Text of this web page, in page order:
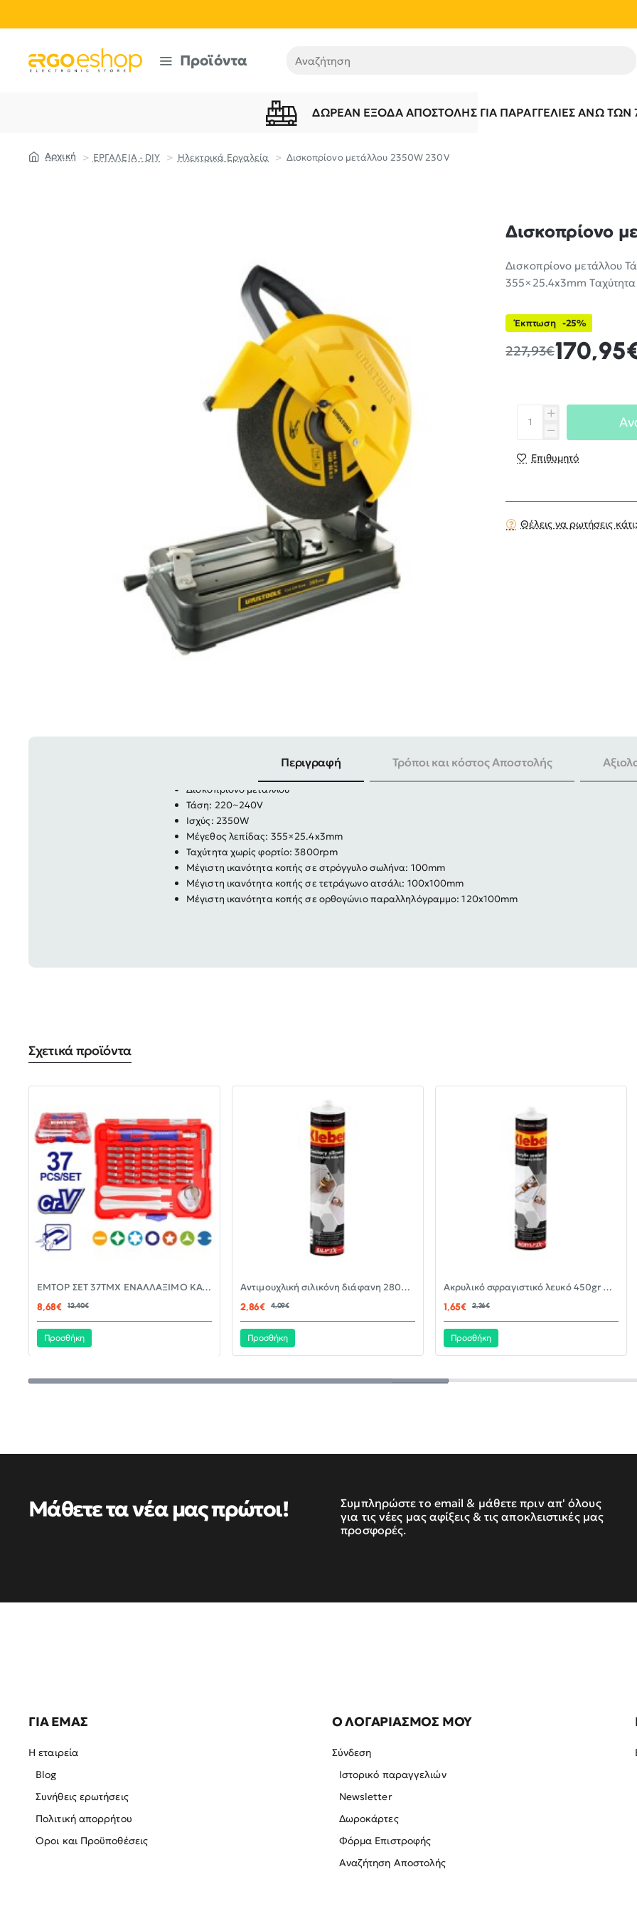
Προϊόντα Αναζήτηση
ΔΩΡΕΆΝ ΈΞΟΔΑ ΑΠΟΣΤΟΛΉΣ ΓΙΑ ΠΑΡΑΓΓΕΛΊΕΣ ΆΝΩ ΤΩΝ
ΕΡΓΑΛΕΙΑ - DIY Ηλεκτρικά Εργαλεία Δισκοπρίονο μετάλλου 2350W 230V
Δισκοπρίονο
Δισκοπρίονο μετάλλου
355×25.4x3mm
Έκπτωση -25%
227,93€
Επιθυμητό
Θέλεις να ρωτήσεις κάτι;
Περιγραφή Τρόποι και κόστος Αποστολής
Δισκοπρίονο μετάλλου
Τάση: 220~240V
Ισχύς: 2350W
Μέγεθος λεπίδας: 355×25.4x3mm
Ταχύτητα χωρίς φορτίο: 3800rpm
Μέγιστη ικανότητα κοπής σε στρόγγυλο σωλήνα: 100mm
Μέγιστη ικανότητα κοπής σε τετράγωνο ατσάλι: 100x100mm
Μέγιστη ικανότητα κοπής σε ορθογώνιο παραλληλόγραμμο: 120x100mm
Σχετικά προϊόντα
-30%EMTOP ΣΕΤ 37ΤΜΧ ΕΝΑΛΛΑΞΙΜΟ ΚΑΤΣΑΒΙΔΙ ΜΕ ΜΥΤΕΣ EBST03702
8,68€
12,40€
Προσθήκη
-30%Αντιμουχλική σιλικόνη διάφανη 280ml KLEBER
2,86€
4,09€
Προσθήκη
-30%Ακρυλικό σφραγιστικό λευκό 450gr KLEBER
1,65€
2,36€
Προσθήκη
Μάθετε τα νέα μας πρώτοι!
Συμπληρώστε το email & μάθετε πριν απ' όλους
για τις νέες μας αφίξεις & τις αποκλειστικές μας
προσφορές.
ΓΙΑ ΕΜΑΣ
Η εταιρεία
Blog
Συνήθεις ερωτήσεις
Πολιτική απορρήτου
Όροι και Προϋποθέσεις
Ο ΛΟΓΑΡΙΑΣΜΟΣ ΜΟΥ
Σύνδεση
Ιστορικό παραγγελιών
Newsletter
Δωροκάρτες
Φόρμα Επιστροφής
Αναζήτηση Αποστολής